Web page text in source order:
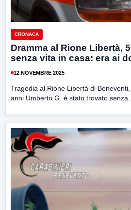
CRONACA
Dramma al Rione Libertà,
senza vita in casa: era ai
12 NOVEMBRE 2025
Tragedia al Rione Libertà di
anni Umberto G. è stato trovato senza...